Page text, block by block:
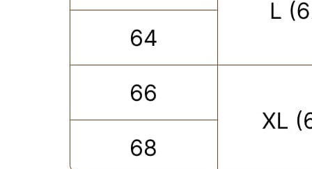
НОВИНКИ
OUTLET
СКОРО В НАЛИЧИИ
+7-901-634-78-95
ЗАДАЙТЕ ВОПРОС